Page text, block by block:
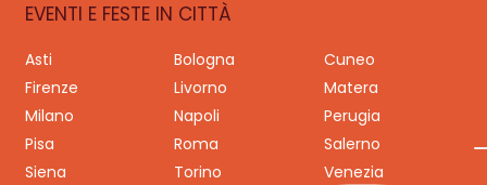
EVENTI E FESTE IN CITTÀ
Asti Bologna
Cuneo
Firenze
Livorno
Matera
Milano
Napoli
Perugia
Pisa
Roma
Salerno
Siena
Torino Venezia